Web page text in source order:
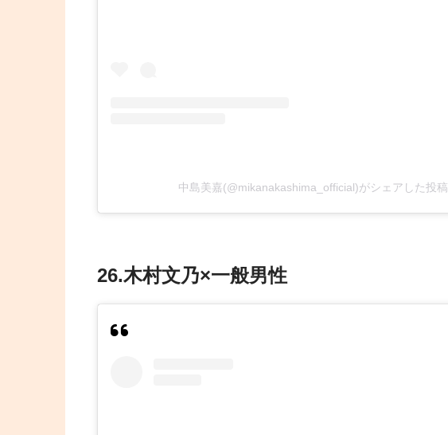
中島美嘉(@mikanakashima_official)がシェアした投稿
26.木村文乃×一般男性